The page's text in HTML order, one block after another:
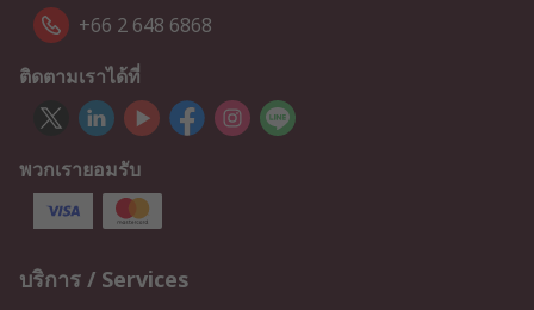
+66 2 648 6868
ติดตามเราได้ที่
พวกเรายอมรับ
บริการ / Services